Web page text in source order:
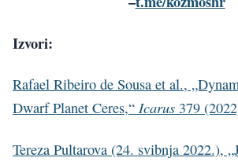
Izvori:
Rafael Ribeiro de Sousa et al.,
Dwarf Planet Ceres,“ Icarus 379
Tereza Pultarova (24. svibnja 2022.),